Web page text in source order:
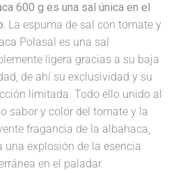
600 g es una sal única en el
La espuma de sal con tomate y
Polasal es una sal
ligera gracias a su baja
de ahí su exclusividad y su
limitada. Todo ello unido al
sabor y color del tomate y la
fragancia de la albahaca,
una explosión de la esencia
en el paladar.